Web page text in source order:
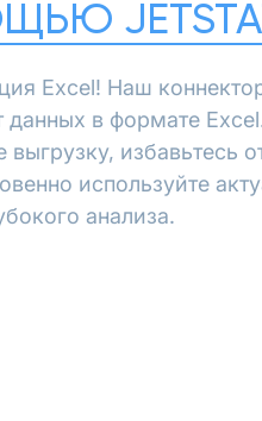
Excel! Наш
данных в формате
выгрузку, избавьтесь
используйте
анализа.